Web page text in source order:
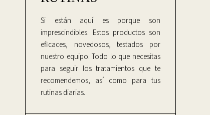
Si están aquí es porque son
imprescindibles. Estos productos son
eficaces, novedosos, testados por
nuestro equipo. Todo lo que necesitas
para seguir los tratamientos que te
recomendemos, así como para tus
rutinas diarias.